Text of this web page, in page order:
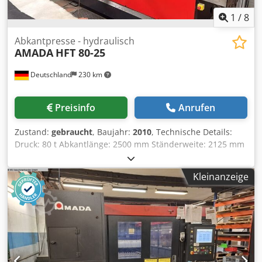
1 /8
Deutschland 230 km
Abkantpresse - hydraulisch
AMADA HFT 80-25
Preisinfo Anrufen
Zustand: gebraucht, Baujahr: 2010, Technische Details:
Druck: 80 t Abkantlänge: 2500 mm Ständerweite: 2125 mm
Stößelhub - max.: 200 mm Blechdicke: 6 mm Crsdpfx
Abjzpaqfjtef Gesamtleistungsbedarf: 9 kW Betriebsdruck:
275 bar Ausladung: 420 mm Zustellgeschwindigkeit: 100
mm/s Arbeitsgeschwindigkeit: 10 mm/s Maschinengewicht
ca.: 5,8 t Raumbedarf ca.: 3,8 x 2,4 x 2,95 m NC-
Abkantpresse, gesteuerte Achsen Y1, Y2, X1, R,
Zubehörschrank mit Inhalt, wenig gebraucht *
Kleinanzeige